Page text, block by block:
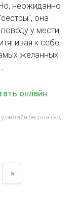
неожиданно
она
у мести,
к себе
желанных
онлайн
онлайн бесплатно,
»